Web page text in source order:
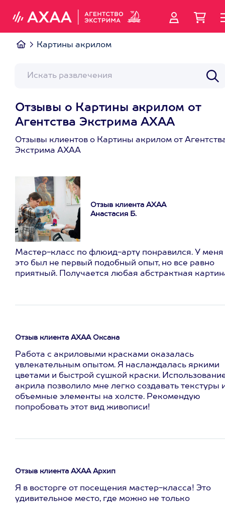
Картины акрилом
Отзывы о Картины акрилом от
Агентства Экстрима АХАА
Отзывы клиентов о Картины акрилом от
Экстрима АХАА
Отзыв клиента АХАА
Анастасия Б.
Мастер-класс по флюид-арту понравился. У меня
это был не первый подобный опыт, но все равно
приятный. Получается любая абстрактная
Отзыв клиента АХАА Оксана
Работа с акриловыми красками оказалась
увлекательным опытом. Я наслаждалась яркими
цветами и быстрой сушкой краски.
акрила позволило мне легко создавать текстуры
объемные элементы на холсте. Рекомендую
попробовать этот вид живописи!
Отзыв клиента АХАА Архип
Я в восторге от посещения мастер-класса! Это
удивительное место, где можно не только